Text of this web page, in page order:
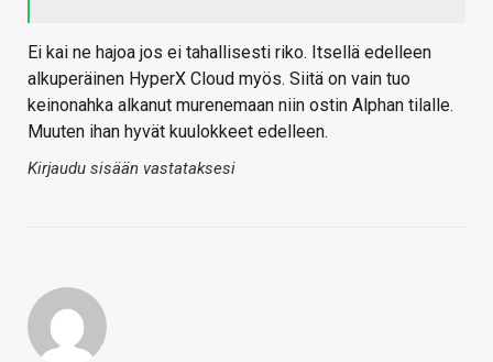
Ei kai ne hajoa jos ei tahallisesti riko. Itsellä edelleen
alkuperäinen HyperX Cloud myös. Siitä on vain tuo
keinonahka alkanut murenemaan niin ostin Alphan tilalle.
Muuten ihan hyvät kuulokkeet edelleen.
Kirjaudu sisään vastataksesi